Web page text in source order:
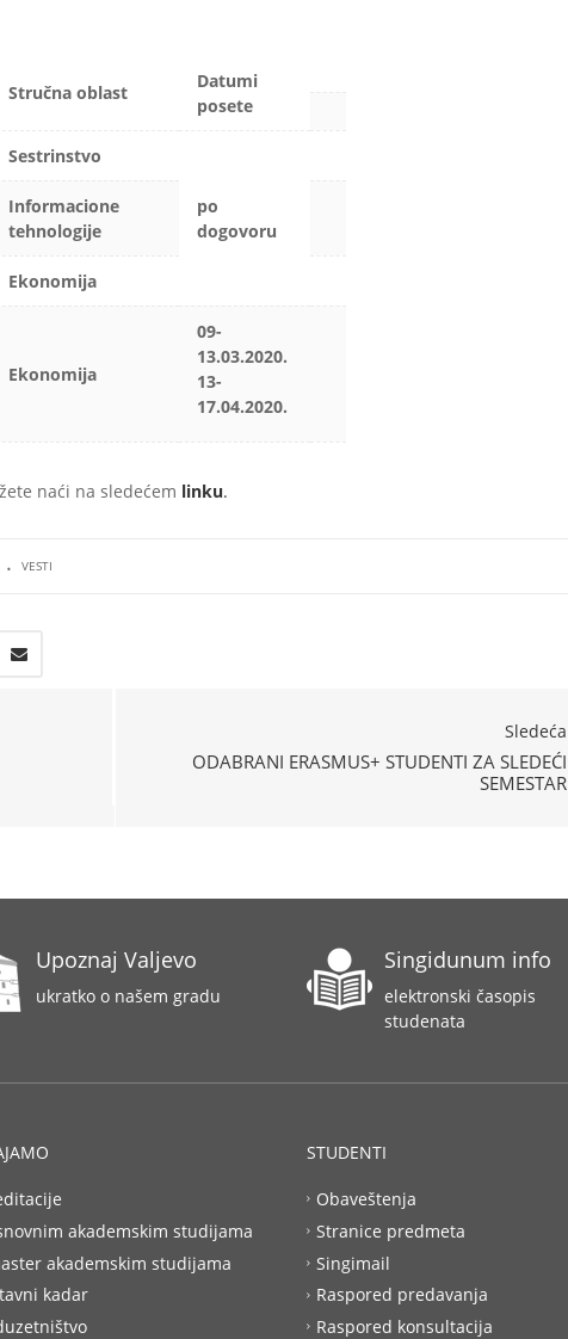
Stručna oblast
Datumi
posete
Sestrinstvo
po
dogovoru
Informacione
tehnologije
Ekonomija
Ekonomija
09-
13.03.2020.
13-
17.04.2020.
naći na sledećem linku.
. VESTI
Sledeća
ODABRANI ERASMUS+ STUDENTI ZA SLEDEĆI
SEMESTAR
Upoznaj Valjevo
ukratko o našem gradu
Singidunum info
elektronski časopis
studenata
akademskim studijama
akademskim studijama
kadar
STUDENTI
Obaveštenja
Stranice predmeta
Singimail
Raspored predavanja
Raspored konsultacija